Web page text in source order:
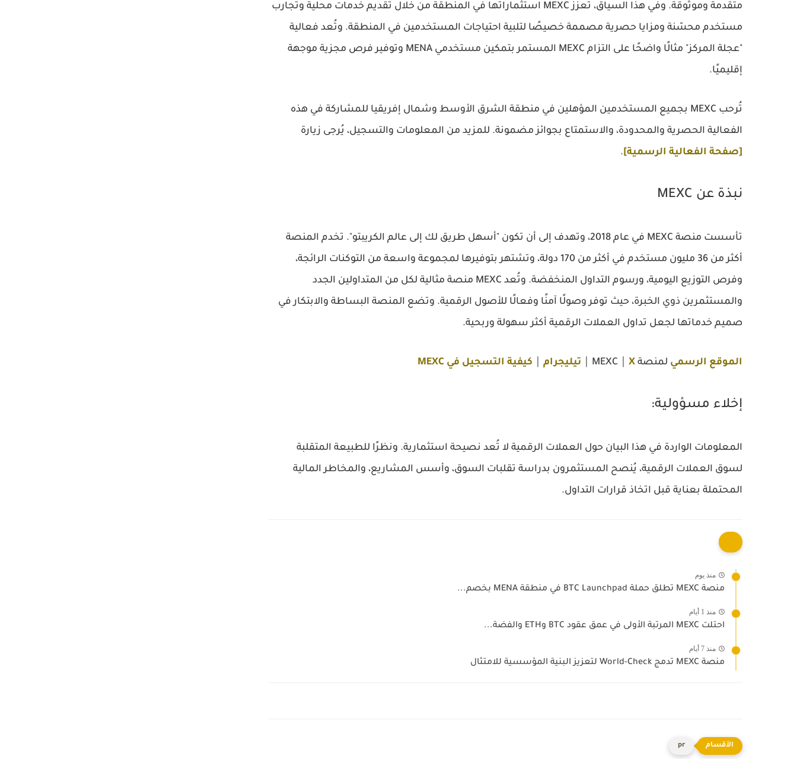
متقدمة وموثوقة. وفي هذا السياق، تعزز MEXC استثماراتها في المنطقة من خلال تقديم خدمات محلية وتجارب
مستخدم محسّنة ومزايا حصرية مصممة خصيصًا لتلبية احتياجات المستخدمين في المنطقة. وتُعد فعالية
"عجلة المركز" مثالًا واضحًا على التزام MEXC المستمر بتمكين مستخدمي MENA وتوفير فرص مجزية موجهة
إقليميًا.
تُرحب MEXC بجميع المستخدمين المؤهلين في منطقة الشرق الأوسط وشمال إفريقيا للمشاركة في هذه
الفعالية الحصرية والمحدودة، والاستمتاع بجوائز مضمونة. للمزيد من المعلومات والتسجيل، يُرجى زيارة
[صفحة الفعالية الرسمية] .
نبذة عن MEXC
تأسست منصة MEXC في عام 2018، وتهدف إلى أن تكون "أسهل طريق لك إلى عالم الكريبتو". تخدم المنصة
أكثر من 36 مليون مستخدم في أكثر من 170 دولة
، وتشتهر بتوفيرها لمجموعة واسعة من التوكنات الرائجة،
وفرص التوزيع اليومية، ورسوم التداول المنخفضة. وتُعد MEXC منصة مثالية لكل من المتداولين الجدد
والمستثمرين ذوي الخبرة، حيث توفر وصولًا آمنًا وفعالًا للأصول الرقمية. وتضع المنصة البساطة والابتكار في
صميم خدماتها لجعل تداول العملات الرقمية أكثر سهولة وربحية.
الموقع الرسمي لمنصة MEXC X تيليجرام كيفية التسجيل في MEXC
إخلاء مسؤولية:
المعلومات الواردة في هذا البيان حول العملات الرقمية لا تُعد نصيحة استثمارية. ونظرًا للطبيعة المتقلبة
لسوق العملات الرقمية، يُنصح المستثمرون بدراسة تقلبات السوق، وأسس المشاريع، والمخاطر المالية
المحتملة بعناية قبل اتخاذ قرارات التداول.
منذ يوم
منصة MEXC تطلق حملة BTC Launchpad في منطقة MENA بخصم...
منذ 1 أيام
احتلت MEXC المرتبة الأولى في عمق عقود BTC وETH والفضة...
منذ 7 أيام
منصة MEXC تدمج World-Check لتعزيز البنية المؤسسية للامتثال
pr